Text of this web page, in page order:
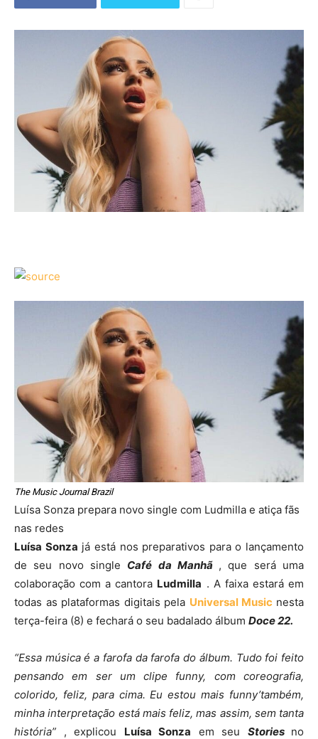
The Music Journal Brazil
Luísa Sonza prepara novo single com Ludmilla e atiça fãs
nas redes
Luísa Sonza já está nos preparativos para o lançamento
de seu novo single Café da Manhã , que será uma
colaboração com a cantora Ludmilla . A faixa estará em
todas as plataformas digitais pela Universal Music nesta
terça-feira (8) e fechará o seu badalado álbum Doce 22.
“Essa música é a farofa da farofa do álbum. Tudo foi feito
pensando em ser um clipe funny, com coreografia,
colorido, feliz, para cima. Eu estou mais funny’também,
minha interpretação está mais feliz, mas assim, sem tanta
história” , explicou Luísa Sonza em seu Stories no